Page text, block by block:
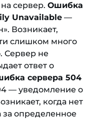
сервер. Ошибка
Unavailable —
». Возникает,
слишком много
Сервер не
ответ о
сервера 504
— уведомление о
когда нет
за определенное